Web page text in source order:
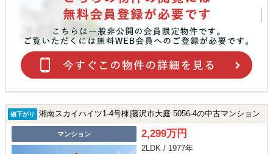
値下がり 湘南スカイハイツ1-4号棟|藤沢市大庭 5056-4の中古マンション
マンション 2,299万円
2LDK / 1977年